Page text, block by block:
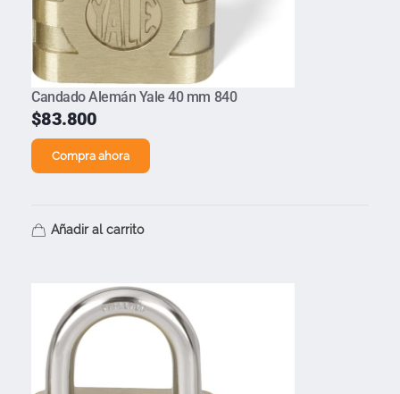
Candado Alemán Yale 40 mm 840
$83.800
Compra ahora
Añadir al carrito